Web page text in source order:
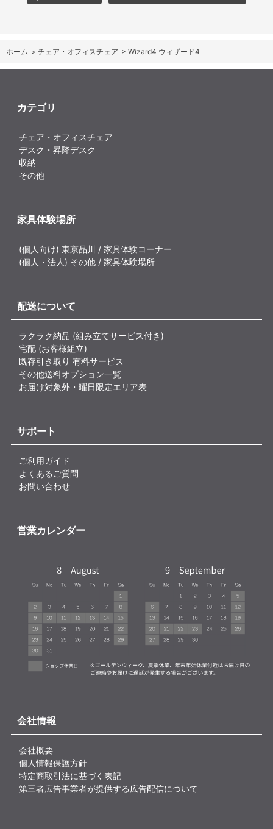
ホーム > チェア・オフィスチェア > Wizard4 ウィザード4
カテゴリ
チェア・オフィスチェア
デスク・昇降デスク
収納
その他
家具体験場所
(個人向け) 東京品川 / 家具体験コーナー
(個人・法人) その他 / 家具体験場所
配送について
ラクラク納品 (組み立てサービス付き)
宅配 (お客様組立)
既存引き取り 有料サービス
その他送料オプション一覧
お届け対象外・曜日限定エリア表
サポート
ご利用ガイド
よくあるご質問
お問い合わせ
営業カレンダー
会社情報
会社概要
個人情報保護方針
特定商取引法に基づく表記
第三者広告事業者が提供する広告配信について